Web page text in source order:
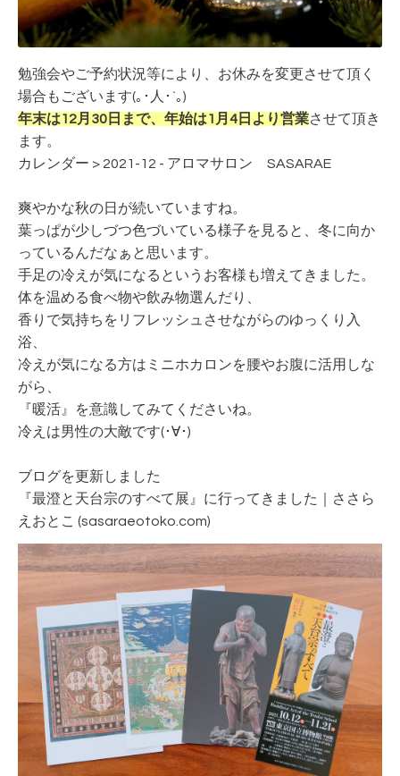
勉強会やご予約状況等により、お休みを変更させて頂く
場合もございます(｡･人･`｡)
年末は12月30日まで、年始は1月4日より営業させて頂き
ます。
カレンダー > 2021-12 - アロマサロン SASARAE
爽やかな秋の日が続いていますね。
葉っぱが少しづつ色づいている様子を見ると、冬に向か
っているんだなぁと思います。
手足の冷えが気になるというお客様も増えてきました。
体を温める食べ物や飲み物選んだり、
香りで気持ちをリフレッシュさせながらのゆっくり入
浴、
冷えが気になる方はミニホカロンを腰やお腹に活用しな
がら、
『暖活』を意識してみてくださいね。
冷えは男性の大敵です(･∀･)ゞ
ブログを更新しました
『最澄と天台宗のすべて展』に行ってきました｜ささら
えおとこ (sasaraeotoko.com)